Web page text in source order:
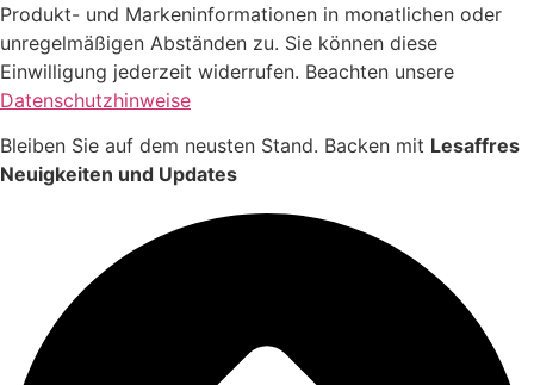
Produkt- und Markeninformationen in monatlichen oder
unregelmäßigen Abständen zu. Sie können diese
Einwilligung jederzeit widerrufen. Beachten unsere
Datenschutzhinweise
Bleiben Sie auf dem neusten Stand. Backen mit Lesaffres
Neuigkeiten und Updates